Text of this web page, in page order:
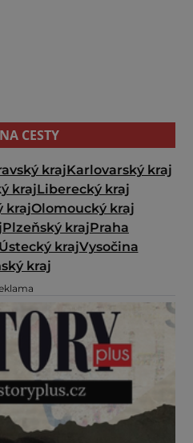
CESTY
krajKarlovarský kraj
krajLiberecký kraj
krajOlomoucký kraj
Plzeňský krajPraha
Ústecký krajVysočina
kraj